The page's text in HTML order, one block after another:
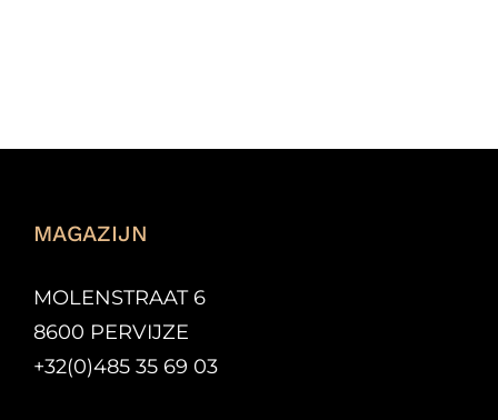
MAGAZIJN
MOLENSTRAAT 6
8600 PERVIJZE
+32(0)485 35 69 03